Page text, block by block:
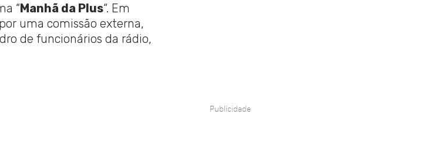
“Manhã da Plus“. Em
uma comissão externa,
de funcionários da rádio,
Publicidade